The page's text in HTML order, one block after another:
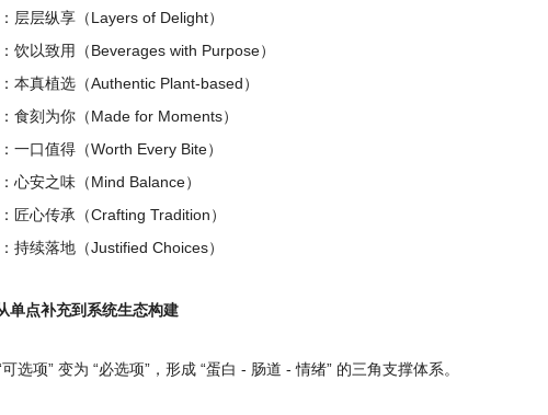
层层纵享（Layers of Delight）
饮以致用（Beverages with Purpose）
本真植选（Authentic Plant-based）
食刻为你（Made for Moments）
一口值得（Worth Every Bite）
心安之味（Mind Balance）
匠心传承（Crafting Tradition）
持续落地（Justified Choices）
单点补充到系统生态构建
选项” 变为 “必选项”，形成 “蛋白 - 肠道 - 情绪” 的三角支撑体系。